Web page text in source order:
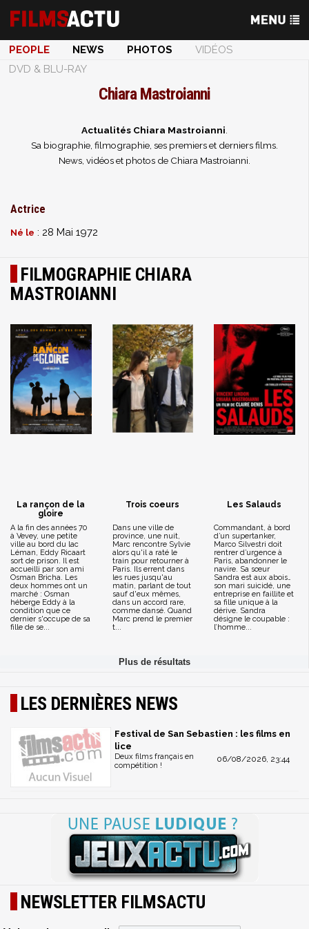
PEOPLE NEWS PHOTOS
VIDÉOS
DVD & BLU-RAY
Chiara Mastroianni
Actualités Chiara Mastroianni
Sa biographie, filmographie, ses premiers et derniers films.
News, vidéos et photos de Chiara Mastroianni.
Actrice
Né le : 28 Mai 1972
FILMOGRAPHIE CHIARA
MASTROIANNI
La rançon de la
gloire
A la fin des années 70
à Vevey, une petite
ville au bord du lac
Léman, Eddy Ricaart
sort de prison. Il est
accueilli par son ami
Osman Bricha. Les
deux hommes ont un
marché : Osman
héberge Eddy à la
condition que ce
dernier s'occupe de sa
fille de se...
Trois coeurs
Dans une ville de
province, une nuit,
Marc rencontre Sylvie
alors qu'il a raté le
train pour retourner à
Paris. Ils errent dans
les rues jusqu'au
matin, parlant de tout
sauf d'eux mêmes,
dans un accord rare,
comme dansé. Quand
Marc prend le premier
t...
Les Salauds
Commandant, à bord
d’un supertanker,
Marco Silvestri doit
rentrer d’urgence à
Paris, abandonner le
navire. Sa sœur
Sandra est aux abois…
son mari suicidé, une
entreprise en faillite et
sa fille unique à la
dérive. Sandra
désigne le coupable :
l’homme...
LES DERNIÈRES NEWS
Festival de San Sebastien : les films en
lice
06/08/2026, 23:44
Deux films français en
compétition !
NEWSLETTER FILMSACTU